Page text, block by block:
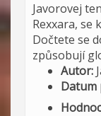
Javorovej
Rexxara, se
Dočtete se
způsobují
Autor:
Datum